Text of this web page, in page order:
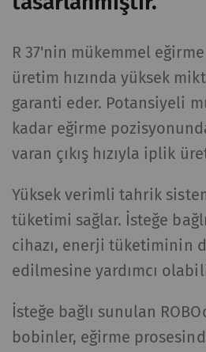
R 37'nin mükemmel eğirme
üretim hızında yüksek
garanti eder. Potansiyeli
kadar eğirme
varan çıkış hızıyla iplik
Yüksek verimli tahrik
tüketimi sağlar. İsteğe
cihazı, enerji tüketiminin
edilmesine yardımcı
İsteğe bağlı sunulan
bobinler, eğirme